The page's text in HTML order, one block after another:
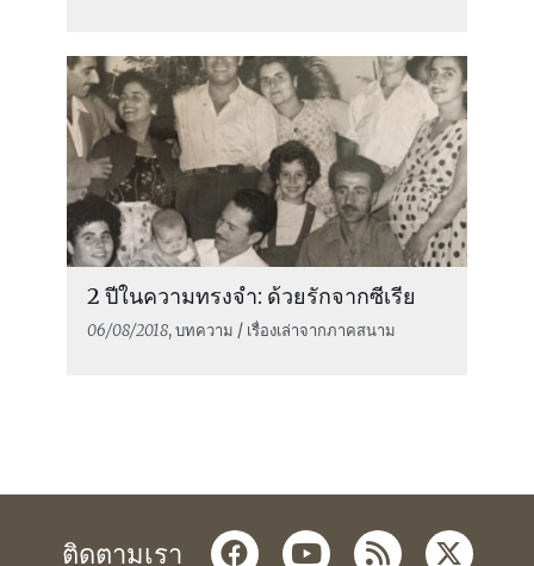
2 ปีในความทรงจำ: ด้วยรักจากซีเรีย
06/08/2018, บทความ / เรื่องเล่าจากภาคสนาม
ติดตามเรา facebookyoutube
rss twitter